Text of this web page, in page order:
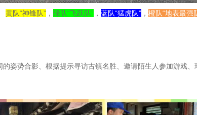
黄队“神锋队” ， 绿队“飞跃队” ， 蓝队“猛虎队” ， 橙队“地表最强
姿势合影、根据提示寻访古镇名胜、邀请陌生人参加游戏